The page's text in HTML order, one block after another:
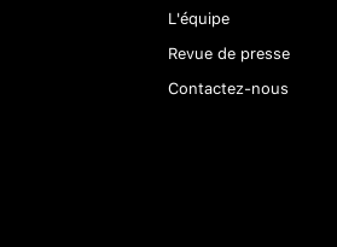
L'équipe
Revue de presse
Contactez-nous